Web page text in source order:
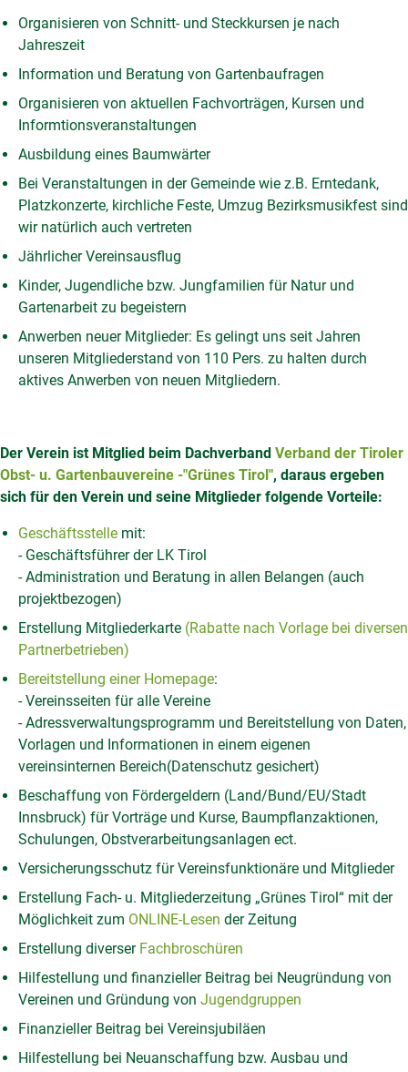
Organisieren von Schnitt- und Steckkursen je nach
Jahreszeit
Information und Beratung von Gartenbaufragen
Organisieren von aktuellen Fachvorträgen, Kursen und
Informtionsveranstaltungen
Ausbildung eines Baumwärter
Bei Veranstaltungen in der Gemeinde wie z.B. Erntedank,
Platzkonzerte, kirchliche Feste, Umzug Bezirksmusikfest sind
wir natürlich auch vertreten
Jährlicher Vereinsausflug
Kinder, Jugendliche bzw. Jungfamilien für Natur und
Gartenarbeit zu begeistern
Anwerben neuer Mitglieder: Es gelingt uns seit Jahren
unseren Mitgliederstand von 110 Pers. zu halten durch
aktives Anwerben von neuen Mitgliedern.
Der Verein ist Mitglied beim Dachverband Verband der Tiroler
Obst- u. Gartenbauvereine -"Grünes Tirol", daraus ergeben
sich für den Verein und seine Mitglieder folgende Vorteile:
Geschäftsstelle mit:
- Geschäftsführer der LK Tirol
- Administration und Beratung in allen Belangen (auch
projektbezogen)
Erstellung Mitgliederkarte (Rabatte nach Vorlage bei diversen
Partnerbetrieben)
Bereitstellung einer Homepage:
- Vereinsseiten für alle Vereine
- Adressverwaltungsprogramm und Bereitstellung von Daten,
Vorlagen und Informationen in einem eigenen
vereinsinternen Bereich(Datenschutz gesichert)
Beschaffung von Fördergeldern (Land/Bund/EU/Stadt
Innsbruck) für Vorträge und Kurse, Baumpflanzaktionen,
Schulungen, Obstverarbeitungsanlagen ect.
Versicherungsschutz für Vereinsfunktionäre und Mitglieder
Erstellung Fach- u. Mitgliederzeitung „Grünes Tirol“ mit der
Möglichkeit zum ONLINE-Lesen der Zeitung
Erstellung diverser Fachbroschüren
Hilfestellung und finanzieller Beitrag bei Neugründung von
Vereinen und Gründung von Jugendgruppen
Finanzieller Beitrag bei Vereinsjubiläen
Hilfestellung bei Neuanschaffung bzw. Ausbau und